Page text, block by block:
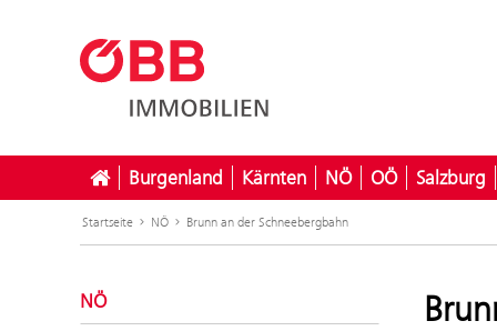
Burgenland Kärnten NÖ OÖ Salzburg
Startseite NÖ Brunn an der Schneebergbahn
NÖ